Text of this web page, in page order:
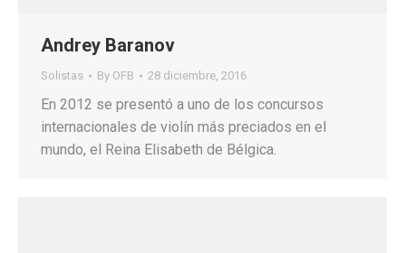
Andrey Baranov
Solistas By OFB 28 diciembre, 2016
En 2012 se presentó a uno de los concursos
internacionales de violín más preciados en el
mundo, el Reina Elisabeth de Bélgica.